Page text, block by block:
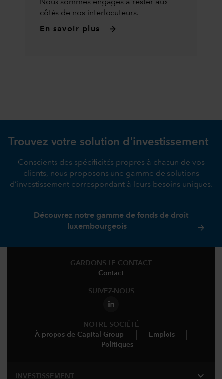
Nous sommes engagés à rester aux
côtés de nos interlocuteurs.
En savoir plus
Trouvez votre solution d'investissement
Conscients des spécificités propres à chacun de vos
clients, nous proposons une gamme de solutions
d’investissement correspondant à leurs besoins uniques.
Découvrez notre gamme de fonds de droit
luxembourgeois
GARDONS LE CONTACT
Contact
SUIVEZ-NOUS
NOTRE SOCIÉTÉ
À propos de Capital Group
Emplois
Politiques
INVESTISSEMENT expand_more